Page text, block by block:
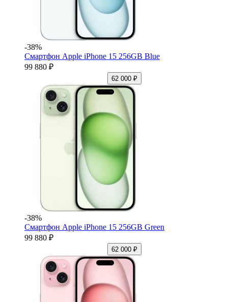
-38%
Смартфон Apple iPhone 15 256GB Blue
99 880 ₽
62 000 ₽
-38%
Смартфон Apple iPhone 15 256GB Green
99 880 ₽
62 000 ₽